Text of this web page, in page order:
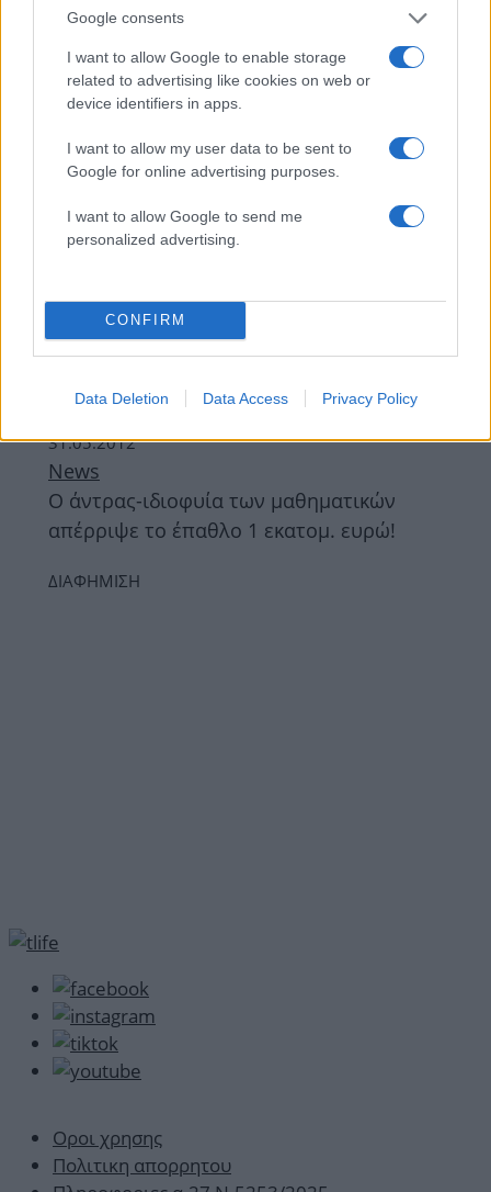
Google consents
I want to allow Google to enable storage
related to advertising like cookies on web or
device identifiers in apps.
I want to allow my user data to be sent to
Google for online advertising purposes.
I want to allow Google to send me
personalized advertising.
CONFIRM
Data Deletion Data Access Privacy Policy
Fitness
Κάνε το ισοζύγιο των θερμίδων σου… το
βάρος σου με χαρτί και μολύβι!
News
Κ. Μαρτάκης: Το ολοκαίνουργιο video clip
που κλέβει εντύπωσεις!
15.10.2013
20.09.2013
Fitness
σε απαλλάξει από 1 κιλό σε 20 ημέρες
31.05.2012
News
Ο άντρας-ιδιοφυία των μαθηματικών
απέρριψε το έπαθλο 1 εκατομ. ευρώ!
ΔΙΑΦΗΜΙΣΗ
Οροι χρησης
Πολιτικη απορρητου